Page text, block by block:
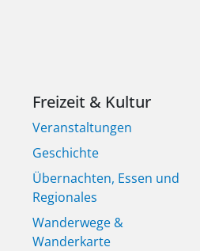
Freizeit & Kultur
Veranstaltungen
Geschichte
Übernachten, Essen und
Regionales
Wanderwege &
Wanderkarte